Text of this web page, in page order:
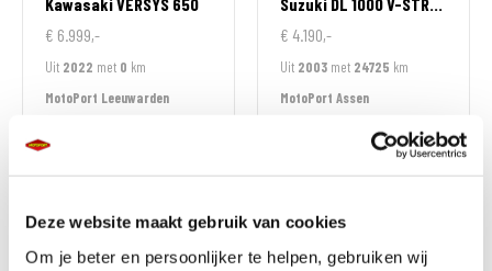
Deze website maakt gebruik van cookies
Om je beter en persoonlijker te helpen, gebruiken wij
€ 6.999,-
Uit 2022 met 0 km
MotoPort Leeuwarden
€ 4.190,-
Uit 2003 met 24725 km
MotoPort Assen